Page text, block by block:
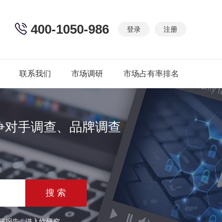
登录 注册
400-1050-986
联系我们 市场调研 市场占有率排名
手调查、品牌调查